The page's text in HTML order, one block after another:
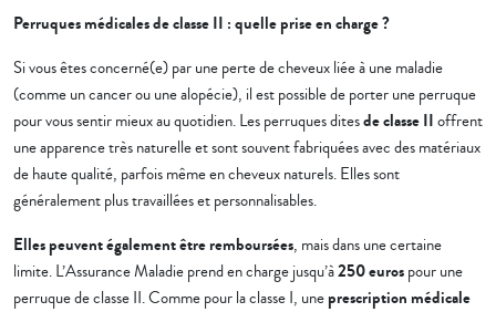
Perruques médicales de classe II : quelle prise en charge ?
Si vous êtes concerné(e) par une perte de cheveux liée à une maladie
(comme un cancer ou une alopécie), il est possible de porter une perruque
pour vous sentir mieux au quotidien. Les perruques ditesde classe IIoffrent
une apparence très naturelle et sont souvent fabriquées avec des matériaux
de haute qualité, parfois même en cheveux naturels. Elles sont
généralement plus travaillées et personnalisables.
Elles peuvent également être remboursées, mais dans une certaine
limite. L’Assurance Maladie prend en charge jusqu’à250 eurospour une
perruque de classe II. Comme pour la classe I, uneprescription médicale